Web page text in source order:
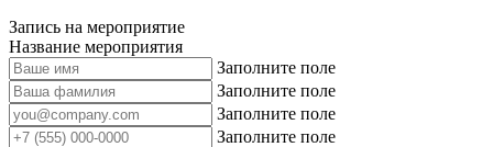
Запись на мероприятие
Название мероприятия
Заполните поле
Заполните поле
Заполните поле
Заполните поле